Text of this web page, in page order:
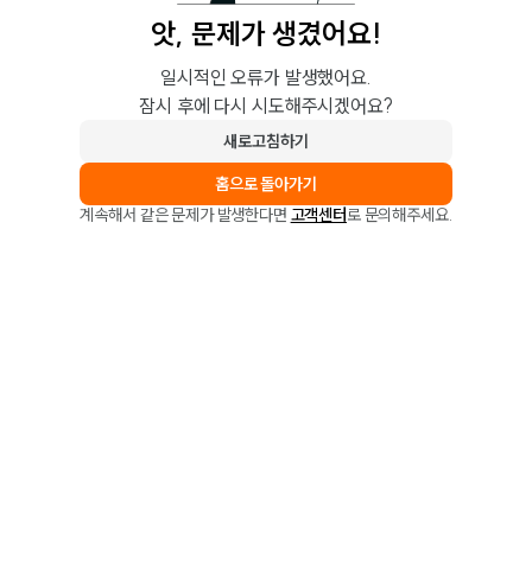
앗, 문제가 생겼어요!
일시적인 오류가 발생했어요.
잠시 후에 다시 시도해주시겠어요?
새로고침하기
홈으로 돌아가기
계속해서 같은 문제가 발생한다면 고객센터로 문의해주세요.